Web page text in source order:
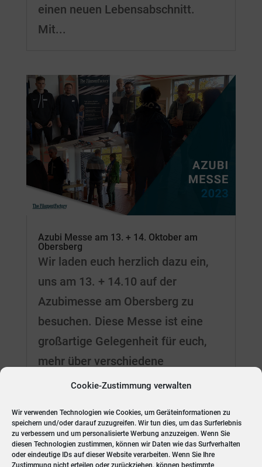
Cookie-Zustimmung verwalten
Wir verwenden Technologien wie Cookies, um Geräteinformationen zu
speichern und/oder darauf zuzugreifen. Wir tun dies, um das Surferlebnis
zu verbessern und um personalisierte Werbung anzuzeigen. Wenn Sie
diesen Technologien zustimmen, können wir Daten wie das Surfverhalten
oder eindeutige IDs auf dieser Website verarbeiten. Wenn Sie Ihre
Zustimmung nicht erteilen oder zurückziehen, können bestimmte
einen neuen Lebensabschnitt.
Mit...
Azubi Messe am 13. + 14. Oktober am
Obersberg
Wir laden euch herzlich dazu ein,
uns am 13. + 14.10 auf der
Azubimesse am Obersberg zu
besuchen. Diese Messe ist eine
großartige Gelegenheit für euch,
mehr über verschiedene
Ausbildungsberufe und mögliche
einige Gründe, warum ihr...